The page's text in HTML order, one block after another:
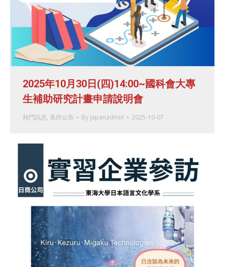
2025年10月30日(四)14:00~國科會大專
生補助研究計畫申請說明會
熱門訊息, 系所公告 By japanadmin 2025-10-07